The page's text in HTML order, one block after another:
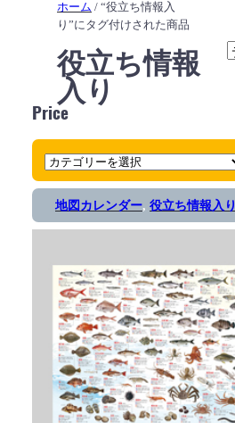
ホーム / “役立ち情報入
り”にタグ付けされた商品
役立ち情報
入り
Price
カ
テ
ゴ
ー
を
選
択
地図カレンダー, 役立ち情報入り